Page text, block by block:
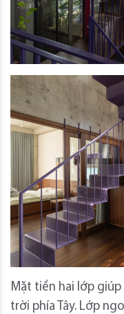
Mặt tiền hai lớp
trời phía Tây. Lớp